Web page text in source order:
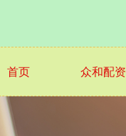
首页 众和配资